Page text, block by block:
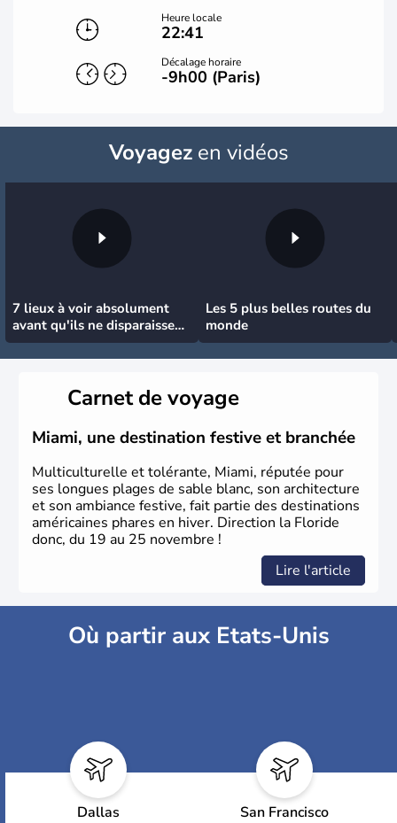
Heure locale
22:41
Décalage horaire
-9h00 (Paris)
Voyagezen vidéos
7 lieux à voir absolument
avant qu'ils ne disparaissent
!
Les 5 plus belles routes du
monde
Carnet de voyage
Miami, une destination festive et branchée
Multiculturelle et tolérante, Miami, réputée pour
ses longues plages de sable blanc, son architecture
et son ambiance festive, fait partie des destinations
américaines phares en hiver. Direction la Floride
donc, du 19 au 25 novembre !
Lire l'article
Où partir aux Etats-Unis
Dallas San Francisco